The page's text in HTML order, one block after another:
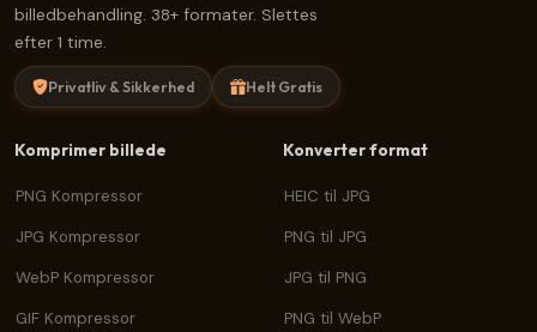
billedbehandling. 38+ formater. Slettes
efter 1 time.
Privatliv & Sikkerhed Helt Gratis
Komprimer billede
PNG Kompressor
JPG Kompressor
WebP Kompressor
GIF Kompressor
Konverter format
HEIC til JPG
PNG til JPG
JPG til PNG
PNG til WebP